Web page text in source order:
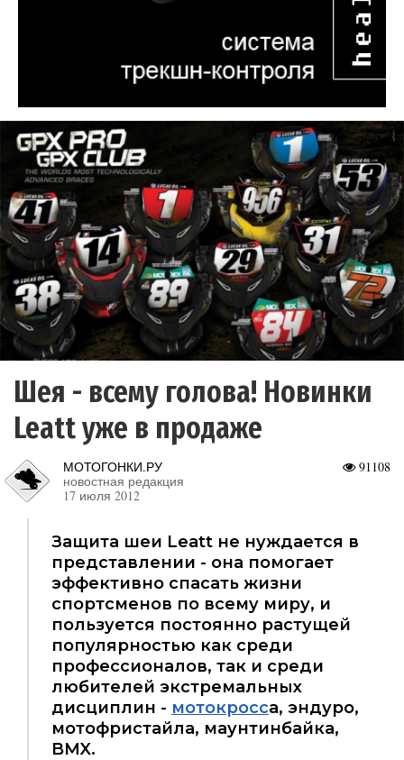
Шея - всему голова! Новинки
Leatt уже в продаже
91108
МОТОГОНКИ.РУ
новостная редакция
17 июля 2012
Защита шеи Leatt не нуждается в
представлении - она помогает
эффективно спасать жизни
спортсменов по всему миру, и
пользуется постоянно растущей
популярностью как среди
профессионалов, так и среди
любителей экстремальных
дисциплин - мотокросса, эндуро,
мотофристайла, маунтинбайка,
BMX.